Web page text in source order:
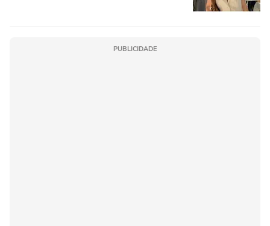
PUBLICIDADE